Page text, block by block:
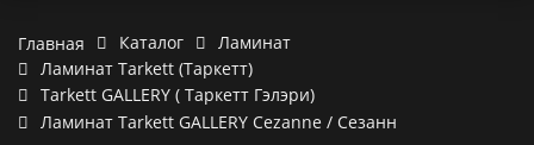
Главная Каталог
Ламинат
Ламинат Tarkett (Таркетт)
Tarkett GALLERY ( Таркетт Гэлэри)
Ламинат Tarkett GALLERY Cezanne / Сезанн